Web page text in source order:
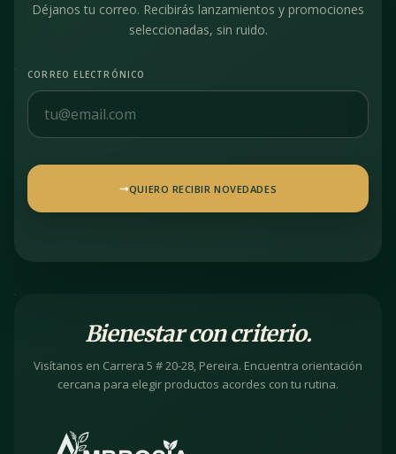
Déjanos tu correo. Recibirás lanzamientos y promociones
seleccionadas, sin ruido.
CORREO ELECTRÓNICO
QUIERO RECIBIR NOVEDADES
Bienestar con criterio.
Visítanos en Carrera 5 # 20-28, Pereira. Encuentra orientación
cercana para elegir productos acordes con tu rutina.